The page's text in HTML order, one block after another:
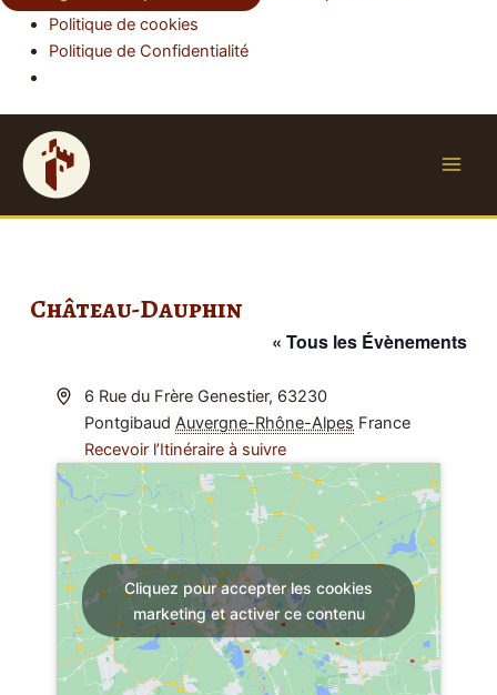
Politique de cookies
Politique de Confidentialité
Château-Dauphin
« Tous les Évènements
Adresse6 Rue du Frère Genestier, 63230
Pontgibaud Auvergne-Rhône-Alpes France
Recevoir l’Itinéraire à suivre
Cliquez pour accepter les cookies
marketing et activer ce contenu